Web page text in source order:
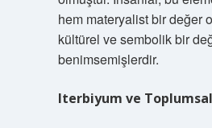
hem materyalist bir değer
kültürel ve sembolik bir
benimsemişlerdir.
Iterbiyum ve